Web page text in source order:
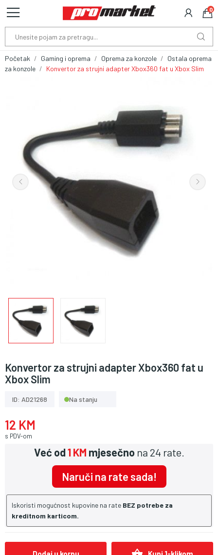
0
Početak Gaming i oprema Oprema za konzole
Ostala oprema
za konzole
Konvertor za strujni adapter Xbox360 fat u Xbox Slim
Konvertor za strujni adapter Xbox360 fat u
Xbox Slim
ID: AD21268 Na stanju
12 KM
s PDV-om
Već od1 KM mjesečno na 24 rate.
Naruči na rate sada!
Iskoristi mogućnost kupovine na rate BEZ potrebe za
kreditnom karticom.